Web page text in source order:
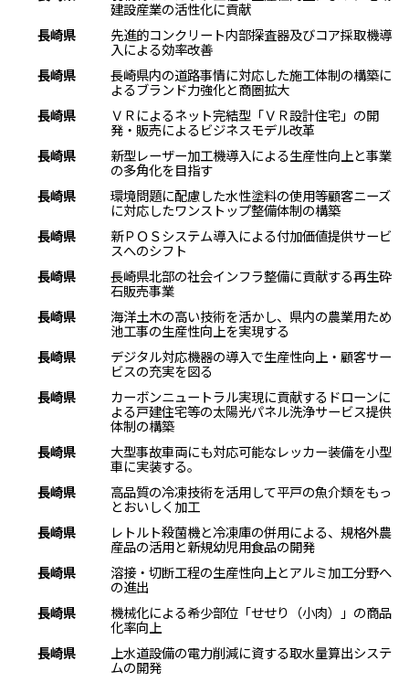
建設産業の活性化に貢献
長崎県
先進的コンクリート内部探査器及びコア採取機導
入による効率改善
長崎県
長崎県内の道路事情に対応した施工体制の構築に
よるブランド力強化と商圏拡大
長崎県
ＶＲによるネット完結型「ＶＲ設計住宅」の開
発・販売によるビジネスモデル改革
長崎県
新型レーザー加工機導入による生産性向上と事業
の多角化を目指す
長崎県
環境問題に配慮した水性塗料の使用等顧客ニーズ
に対応したワンストップ整備体制の構築
長崎県
新ＰＯＳシステム導入による付加価値提供サービ
スへのシフト
長崎県
長崎県北部の社会インフラ整備に貢献する再生砕
石販売事業
長崎県
海洋土木の高い技術を活かし、県内の農業用ため
池工事の生産性向上を実現する
長崎県
デジタル対応機器の導入で生産性向上・顧客サー
ビスの充実を図る
長崎県
カーボンニュートラル実現に貢献するドローンに
よる戸建住宅等の太陽光パネル洗浄サービス提供
体制の構築
長崎県
大型事故車両にも対応可能なレッカー装備を小型
車に実装する。
長崎県
高品質の冷凍技術を活用して平戸の魚介類をもっ
とおいしく加工
長崎県
レトルト殺菌機と冷凍庫の併用による、規格外農
産品の活用と新規幼児用食品の開発
長崎県
溶接・切断工程の生産性向上とアルミ加工分野へ
の進出
長崎県
機械化による希少部位「せせり（小肉）」の商品
化率向上
長崎県
上水道設備の電力削減に資する取水量算出システ
ムの開発